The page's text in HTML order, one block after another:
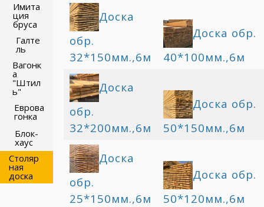
Имита
ция
бруса
Галте
ль
Вагонк
а
"Штил
ь"
Еврова
гонка
Блок-
хаус
Столяр
ная
доска
Доска
обр.
32*150мм.,6м
Доска обр.
40*100мм.,6м
Доска
обр.
32*200мм.,6м
Доска обр.
50*150мм.,6м
Доска
обр.
25*150мм.,6м
Доска обр.
50*120мм.,6м